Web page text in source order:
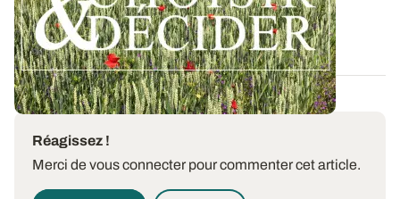
résultats des essais du réseau...
09 DÉC. 2025
Réagissez !
Merci de vous connecter pour commenter cet article.